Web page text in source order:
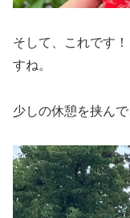
そして、これです
すね。
少しの休憩を挟ん